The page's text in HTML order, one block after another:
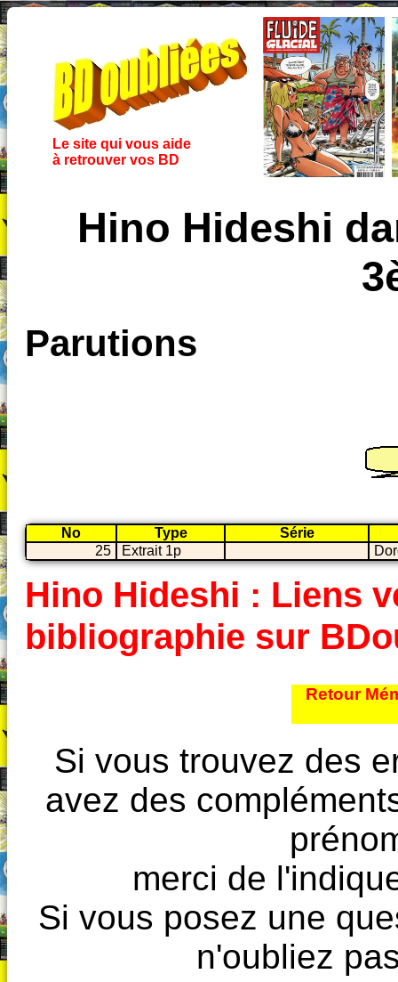
Le site qui vous aide
à retrouver vos BD
Hino Hideshi
Parutions
No Type
Série
25
Extrait 1p
Hino Hideshi : Liens
bibliographie sur
Retour
Si vous trouvez des
avez des
merci de
Si vous posez une
n'oubliez